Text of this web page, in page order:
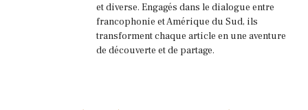
et diverse. Engagés dans le dialogue entre
francophonie et Amérique du Sud, ils
transforment chaque article en une aventure
de découverte et de partage.